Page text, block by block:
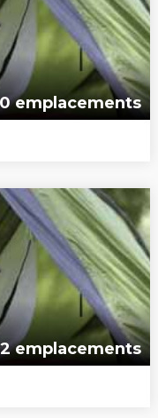
emplacements
emplacements